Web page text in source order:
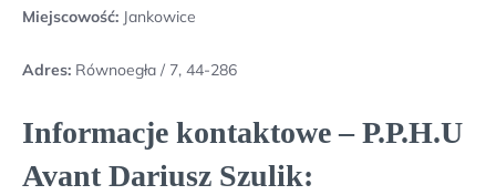
Miejscowość: Jankowice
Adres: Równoegła / 7, 44-286
Informacje kontaktowe – P.P.H.U
Avant Dariusz Szulik: